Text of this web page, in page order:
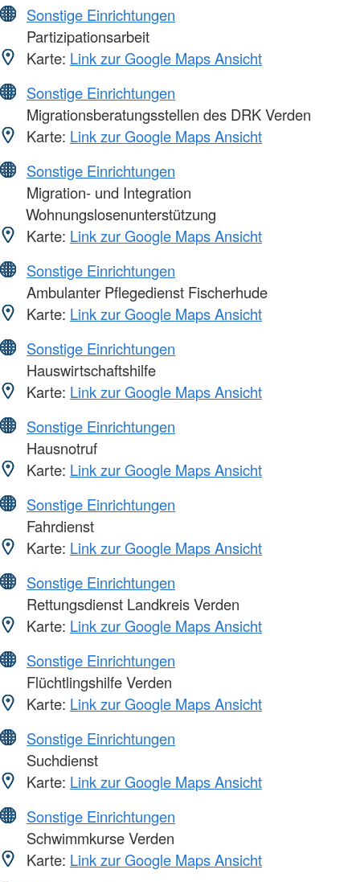
Sonstige Einrichtungen
Partizipationsarbeit
Karte: Link zur Google Maps Ansicht
Sonstige Einrichtungen
Migrationsberatungsstellen des DRK Verden
Karte: Link zur Google Maps Ansicht
Sonstige Einrichtungen
Migration- und Integration
Wohnungslosenunterstützung
Karte: Link zur Google Maps Ansicht
Sonstige Einrichtungen
Ambulanter Pflegedienst Fischerhude
Karte: Link zur Google Maps Ansicht
Sonstige Einrichtungen
Hauswirtschaftshilfe
Karte: Link zur Google Maps Ansicht
Sonstige Einrichtungen
Hausnotruf
Karte: Link zur Google Maps Ansicht
Sonstige Einrichtungen
Fahrdienst
Karte: Link zur Google Maps Ansicht
Sonstige Einrichtungen
Rettungsdienst Landkreis Verden
Karte: Link zur Google Maps Ansicht
Sonstige Einrichtungen
Flüchtlingshilfe Verden
Karte: Link zur Google Maps Ansicht
Sonstige Einrichtungen
Suchdienst
Karte: Link zur Google Maps Ansicht
Sonstige Einrichtungen
Schwimmkurse Verden
Karte: Link zur Google Maps Ansicht